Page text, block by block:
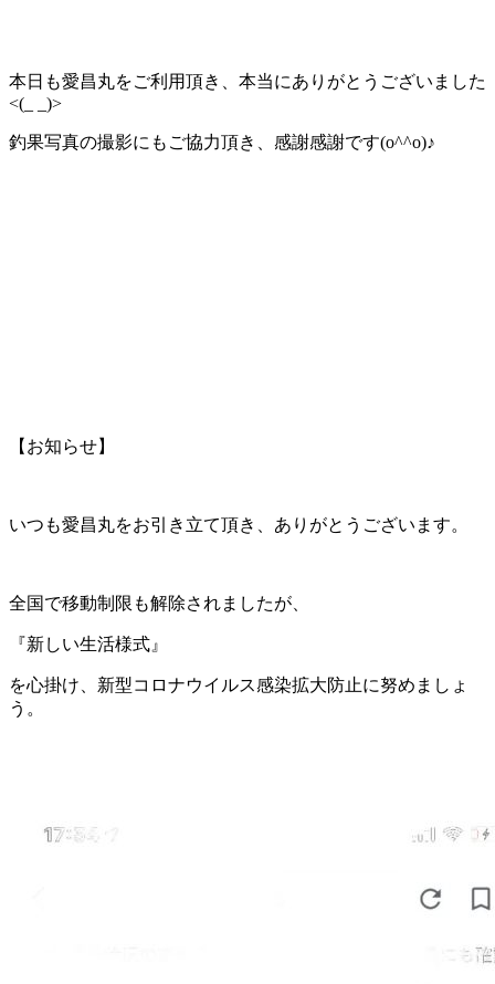
本日も愛昌丸をご利用頂き、本当にありがとうございました
<(_ _)>
釣果写真の撮影にもご協力頂き、感謝感謝です(o^^o)♪
【お知らせ】
いつも愛昌丸をお引き立て頂き、ありがとうございます。
全国で移動制限も解除されましたが、
『新しい生活様式』
を心掛け、新型コロナウイルス感染拡大防止に努めましょ
う。